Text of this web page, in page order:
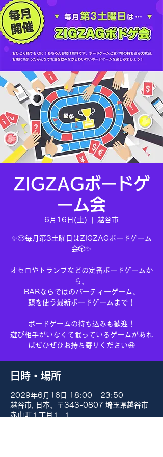
ZIGZAGボードゲ
ーム会
6月16日(土) 越谷市
✨🎲毎月第3土曜日はZIGZAGボードゲーム
会🎲✨
オセロやトランプなどの定番ボードゲームか
ら、
BARならではのパーティーゲーム、
頭を使う最新ボードゲームまで！
ボードゲームの持ち込みも歓迎！
遊び相手がいなくて眠っているゲームがあれ
ばぜひぜひお持ち寄りください😆
日時・場所
2029年6月16日 18:00 – 23:50
越谷市, 日本、〒343-0807 埼玉県越谷市
赤山町１丁目１−１